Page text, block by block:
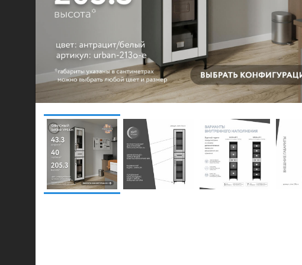
© 2021-2026 mebel.store